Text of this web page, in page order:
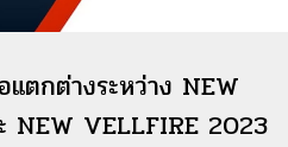
ตกต่างระหว่าง NEW
NEW VELLFIRE 2023